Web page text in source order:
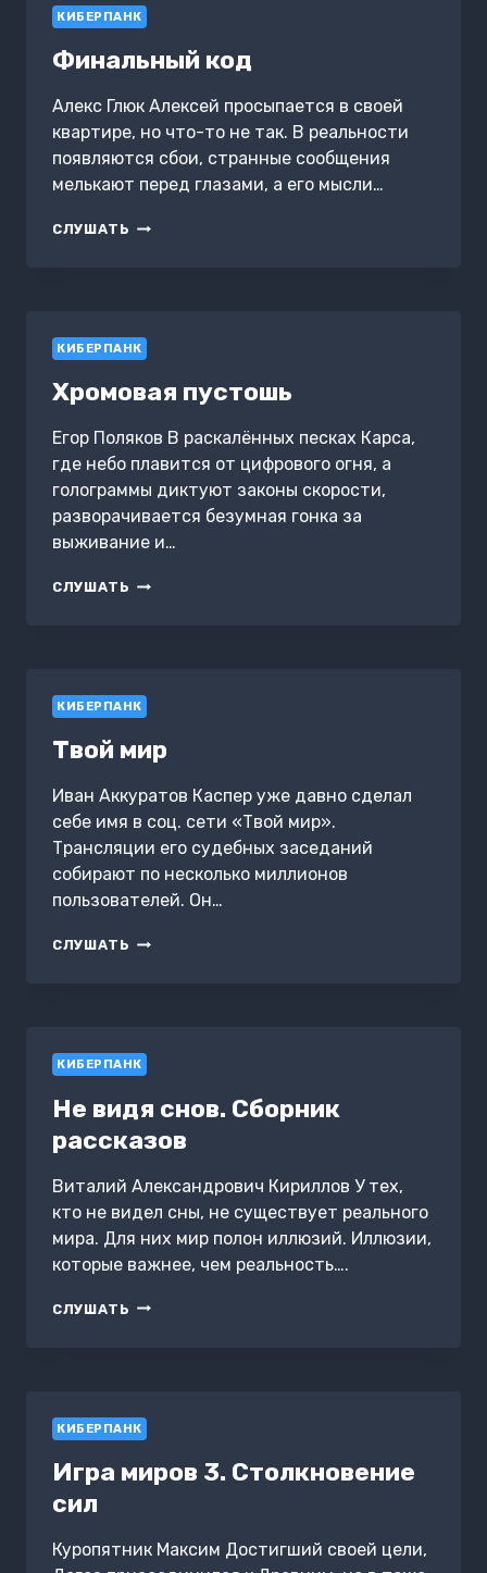
КИБЕРПАНК
Финальный код
Алекс Глюк Алексей просыпается в своей
квартире, но что-то не так. В реальности
появляются сбои, странные сообщения
мелькают перед глазами, а его мысли…
СЛУШАТЬ ФИНАЛЬНЫЙ
КИБЕРПАНК
Хромовая пустошь
Егор Поляков В раскалённых песках Карса,
где небо плавится от цифрового огня, а
голограммы диктуют законы скорости,
разворачивается безумная гонка за
выживание и…
СЛУШАТЬ ХРОМОВАЯ
КИБЕРПАНК
Твой мир
Иван Аккуратов Каспер уже давно сделал
себе имя в соц. сети «Твой мир».
Трансляции его судебных заседаний
собирают по несколько миллионов
пользователей. Он…
СЛУШАТЬ ТВОЙ
КИБЕРПАНК
Не видя снов. Сборник
рассказов
Виталий Александрович Кириллов У тех,
кто не видел сны, не существует реального
мира. Для них мир полон иллюзий. Иллюзии,
которые важнее, чем реальность….
СЛУШАТЬ НЕ
КИБЕРПАНК
Игра миров 3. Столкновение
сил
Куропятник Максим Достигший своей цели,